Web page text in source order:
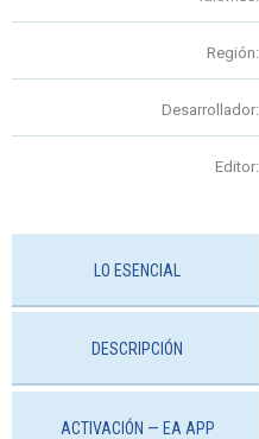
Región:
Desarrollador:
Editor:
LO ESENCIAL
DESCRIPCIÓN
ACTIVACIÓN — EA APP